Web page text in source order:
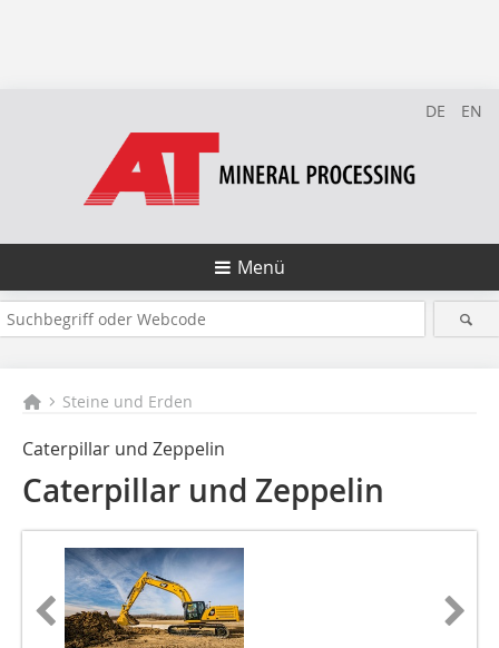
DE EN
Menü
Steine und Erden
Caterpillar und Zeppelin
Caterpillar und Zeppelin